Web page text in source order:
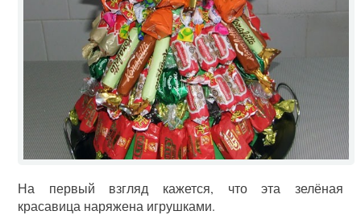
На первый взгляд кажется, что эта зелёная
красавица наряжена игрушками.